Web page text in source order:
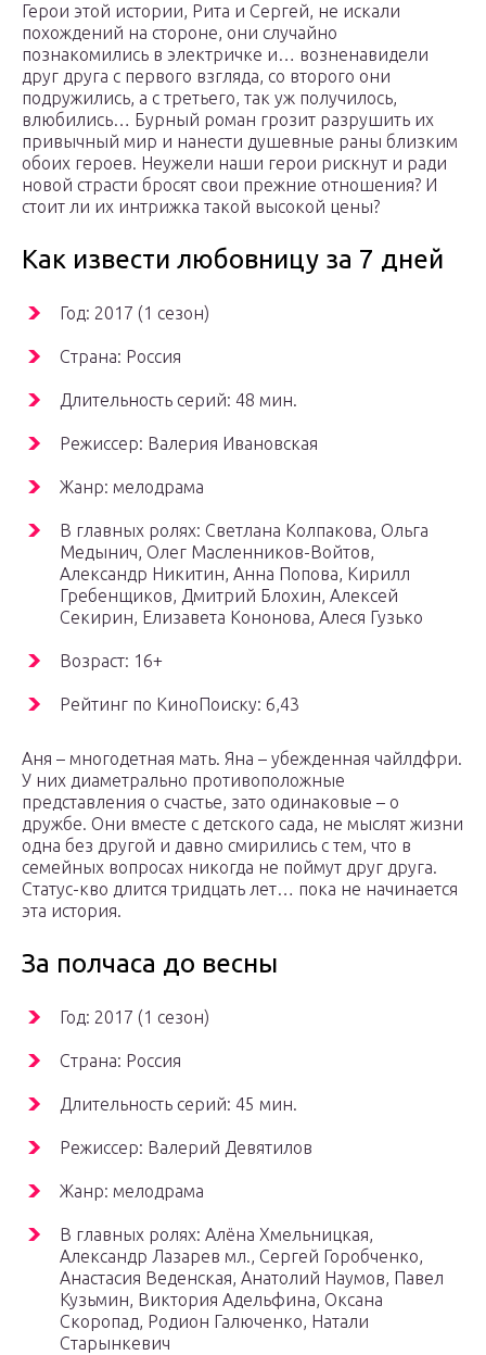
Герои этой истории, Рита и Сергей, не искали
похождений на стороне, они случайно
познакомились в электричке и… возненавидели
друг друга с первого взгляда, со второго они
подружились, а с третьего, так уж получилось,
влюбились… Бурный роман грозит разрушить их
привычный мир и нанести душевные раны близким
обоих героев. Неужели наши герои рискнут и ради
новой страсти бросят свои прежние отношения? И
стоит ли их интрижка такой высокой цены?
Как извести любовницу за 7 дней
Год: 2017 (1 сезон)
Страна: Россия
Длительность серий: 48 мин.
Режиссер: Валерия Ивановская
Жанр: мелодрама
В главных ролях: Светлана Колпакова, Ольга
Медынич, Олег Масленников-Войтов,
Александр Никитин, Анна Попова, Кирилл
Гребенщиков, Дмитрий Блохин, Алексей
Секирин, Елизавета Кононова, Алеся Гузько
Возраст: 16+
Рейтинг по КиноПоиску: 6,43
Аня – многодетная мать. Яна – убежденная чайлдфри.
У них диаметрально противоположные
представления о счастье, зато одинаковые – о
дружбе. Они вместе с детского сада, не мыслят жизни
одна без другой и давно смирились с тем, что в
семейных вопросах никогда не поймут друг друга.
Статус-кво длится тридцать лет… пока не начинается
эта история.
За полчаса до весны
Год: 2017 (1 сезон)
Страна: Россия
Длительность серий: 45 мин.
Режиссер: Валерий Девятилов
Жанр: мелодрама
В главных ролях: Алёна Хмельницкая,
Александр Лазарев мл., Сергей Горобченко,
Анастасия Веденская, Анатолий Наумов, Павел
Кузьмин, Виктория Адельфина, Оксана
Скоропад, Родион Галюченко, Натали
Старынкевич